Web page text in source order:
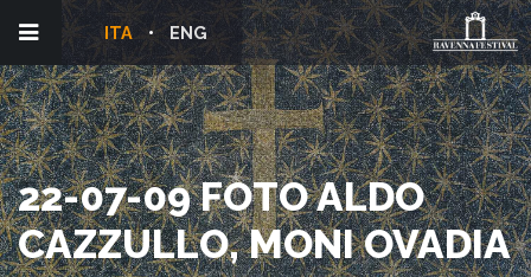
ENG
ITA
22-07-09 FOTO ALDO
CAZZULLO, MONI OVADIA